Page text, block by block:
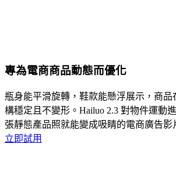
專為電商商品動態而優化
瓶身能平滑旋轉，鞋款能懸浮展示，商品
構穩定且不變形。Hailuo 2.3 對物件運動
張靜態產品照就能變成吸睛的電商廣告影
立即試用